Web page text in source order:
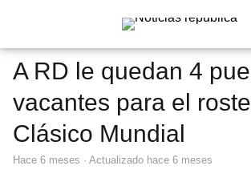
A RD le quedan 4
vacantes para el
Clásico Mundial
hace 6 meses · Actualizado hace 6 meses